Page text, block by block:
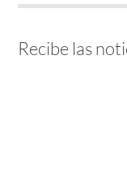
Recibe las